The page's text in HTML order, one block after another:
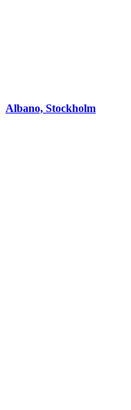
Albano, Stockholm